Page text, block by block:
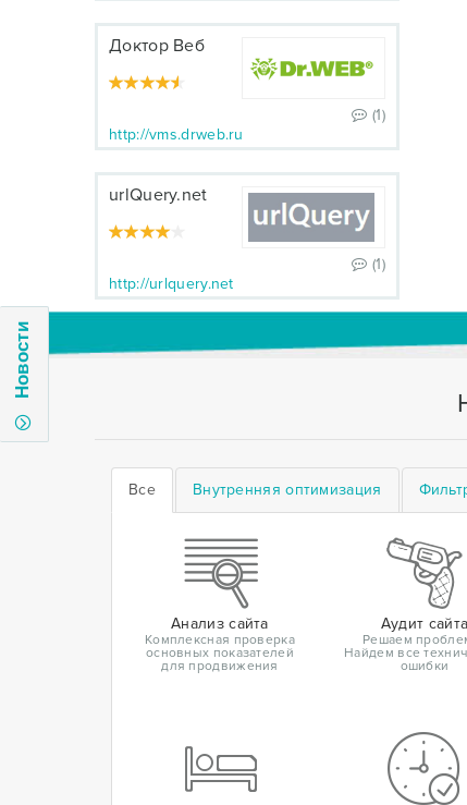
Новости
Доктор Веб
(1)
http://vms.drweb.ru
urlQuery.net
(1)
http://urlquery.net
Все Внутренняя оптимизация
Анализ сайта
Комплексная проверка
основных показателей
для продвижения
Аудит сайта
Решаем
Найдем все
ошибки